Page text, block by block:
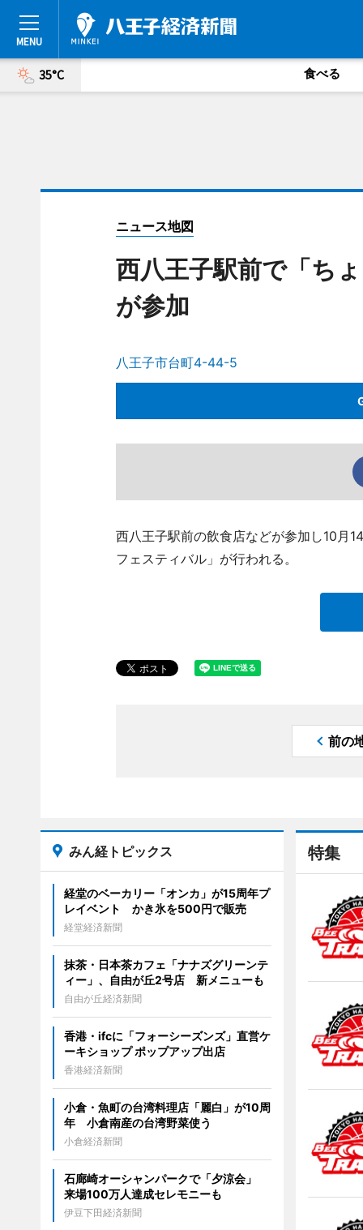
35°C 食べる
ニュース地図
西八王子駅前で「ち
が参加
八王子市台町4-44-5
西八王子駅前の飲食店などが参加し10月
フェスティバル」が行われる。
前の
特集
みん経トピックス
経堂のベーカリー「オンカ」が15周年プ
レイベント かき氷を500円で販売
経堂経済新聞
抹茶・日本茶カフェ「ナナズグリーンテ
ィー」、自由が丘2号店 新メニューも
自由が丘経済新聞
香港・ifcに「フォーシーズンズ」直営ケ
ーキショップ ポップアップ出店
香港経済新聞
小倉・魚町の台湾料理店「麗白」が10周
年 小倉南産の台湾野菜使う
小倉経済新聞
石廊崎オーシャンパークで「夕涼会」
来場100万人達成セレモニーも
伊豆下田経済新聞